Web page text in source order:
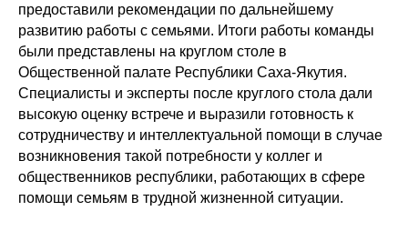
предоставили рекомендации по дальнейшему
развитию работы с семьями. Итоги работы команды
были представлены на круглом столе в
Общественной палате Республики Саха-Якутия.
Специалисты и эксперты после круглого стола дали
высокую оценку встрече и выразили готовность к
сотрудничеству и интеллектуальной помощи в случае
возникновения такой потребности у коллег и
общественников республики, работающих в сфере
помощи семьям в трудной жизненной ситуации.